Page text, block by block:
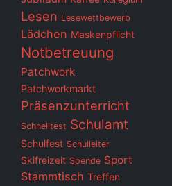
Lesen Lesewettbewerb
Lädchen Maskenpflicht
Notbetreuung
Patchwork
Patchworkmarkt
Präsenzunterricht
Schnelltest Schulamt
Schulfest Schulleiter
Skifreizeit Spende Sport
Stammtisch Treffen